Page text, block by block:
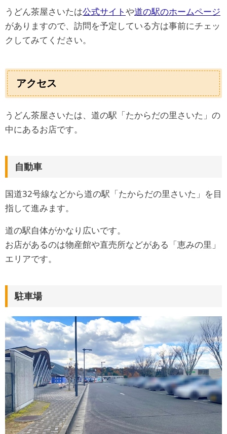
うどん茶屋さいたは公式サイトや道の駅のホームページ
がありますので、訪問を予定している方は事前にチェッ
クしてみてください。
アクセス
うどん茶屋さいたは、道の駅「たからだの里さいた」の
中にあるお店です。
自動車
国道32号線などから道の駅「たからだの里さいた」を目
指して進みます。
道の駅自体がかなり広いです。
お店があるのは物産館や直売所などがある「恵みの里」
エリアです。
駐車場